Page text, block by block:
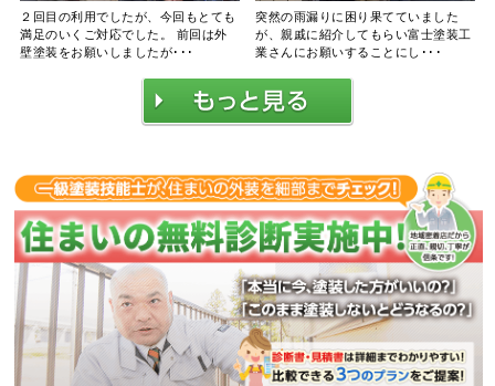
２回目の利用でしたが、今回もとても
満足のいくご対応でした。 前回は外
壁塗装をお願いしましたが･･･
突然の雨漏りに困り果てていました
が、親戚に紹介してもらい富士塗装工
業さんにお願いすることにし･･･